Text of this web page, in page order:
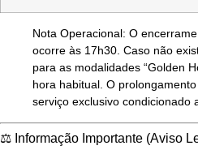
Nota Operacional: O
ocorre às 17h30 . Caso não
para as modalidades “Golden
hora habitual. O
serviço exclusivo condicionado
⚖️ Informação Importante (Aviso